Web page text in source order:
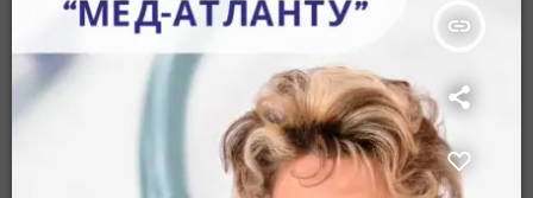
insert_link